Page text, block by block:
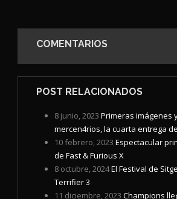
COMENTARIOS
POST RELACIONADOS
8 junio, 2023 Primeras imágenes
mercen4rios, la cuarta entrega
10 febrero, 2023 Espectacular
de Fast & Furious X
8 octubre, 2024El Festival de
Terrifier 3
11 diciembre, 2023 Champions